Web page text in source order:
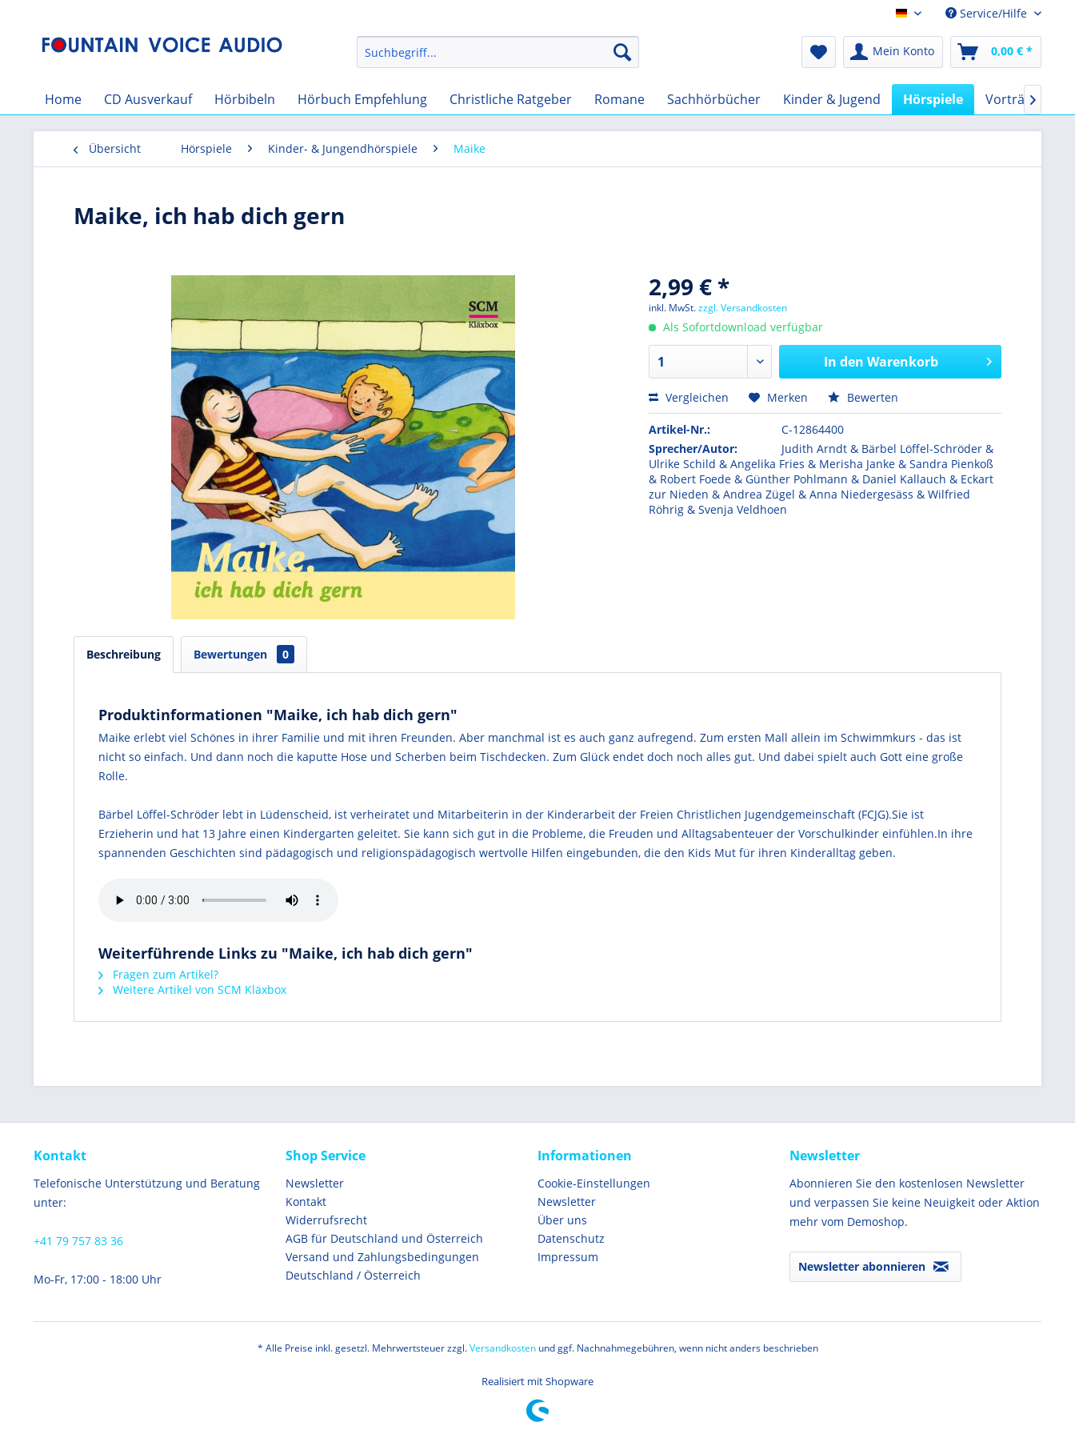
Audio-Book EURService/Hilfe
Mein Konto 0,00 € *
Home CD Ausverkauf Hörbibeln Hörbuch Empfehlung Christliche Ratgeber Romane Sachhörbücher Kinder & Jugend Hörspiele Vorträge

Übersicht Hörspiele Kinder- & Jungendhörspiele Maike
Maike, ich hab dich gern
2,99 € *
inkl. MwSt.zzgl. Versandkosten
Als Sofortdownload verfügbar
In den Warenkorb
Vergleichen Merken Bewerten
Artikel-Nr.:
C-12864400
Sprecher/Autor:
Judith Arndt & Bärbel Löffel-Schröder &
Ulrike Schild & Angelika Fries & Merisha Janke & Sandra Pienkoß
& Robert Foede & Günther Pohlmann & Daniel Kallauch & Eckart
zur Nieden & Andrea Zügel & Anna Niedergesäss & Wilfried
Röhrig & Svenja Veldhoen
Beschreibung Bewertungen 0
Produktinformationen "Maike, ich hab dich gern"
Maike erlebt viel Schönes in ihrer Familie und mit ihren Freunden. Aber manchmal ist es auch ganz aufregend. Zum ersten Mall allein im Schwimmkurs - das ist
nicht so einfach. Und dann noch die kaputte Hose und Scherben beim Tischdecken. Zum Glück endet doch noch alles gut. Und dabei spielt auch Gott eine große
Rolle.
Bärbel Löffel-Schröder lebt in Lüdenscheid, ist verheiratet und Mitarbeiterin in der Kinderarbeit der Freien Christlichen Jugendgemeinschaft (FCJG).Sie ist
Erzieherin und hat 13 Jahre einen Kindergarten geleitet. Sie kann sich gut in die Probleme, die Freuden und Alltagsabenteuer der Vorschulkinder einfühlen.In ihre
spannenden Geschichten sind pädagogisch und religionspädagogisch wertvolle Hilfen eingebunden, die den Kids Mut für ihren Kinderalltag geben.
Weiterführende Links zu "Maike, ich hab dich gern"
Fragen zum Artikel?
Weitere Artikel von SCM Kläxbox
Kontakt
Telefonische Unterstützung und Beratung
unter:
+41 79 757 83 36
Mo-Fr, 17:00 - 18:00 Uhr
Shop Service
Newsletter
Kontakt
Widerrufsrecht
AGB für Deutschland und Österreich
Versand und Zahlungsbedingungen
Deutschland / Österreich
Informationen
Cookie-Einstellungen
Newsletter
Über uns
Datenschutz
Impressum
Newsletter
Abonnieren Sie den kostenlosen Newsletter
und verpassen Sie keine Neuigkeit oder Aktion
mehr vom Demoshop.
Newsletter abonnieren
* Alle Preise inkl. gesetzl. Mehrwertsteuer zzgl.Versandkostenund ggf. Nachnahmegebühren, wenn nicht anders beschrieben
Realisiert mit Shopware